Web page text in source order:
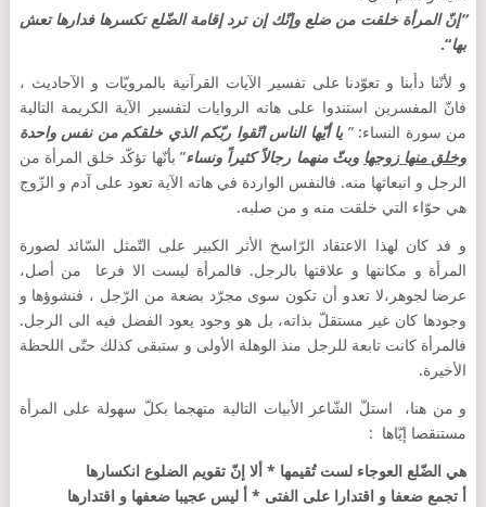
“إنّ المرأة خلقت من ضلع وإنّك إن ترد إقامة الضّلع تكسرها فدارها تعش
بها“.
و لأنّنا دأبنا و تعوّدنا على تفسير الآيات القرآنية بالمرويّات و الآحاديث ،
فانّ المفسرين استندوا على هاته الروايات لتفسير الآية الكريمة التالية
من سورة النساء: ”يا أيّها الناس اتّقوا ربّكم الذي خلقكم من نفس واحدة
وخلق منها زوجها وبثّ منهما رجالاً كثيراً ونساء” بأنّها تؤكّد خلق المرأة من
الرجل و انبعاثها منه. فالنفس الواردة في هاته الآية تعود على آدم و الزّوج
هي حوّاء التي خلقت منه و من صلبه.
و فد كان لهذا الاعتقاد الرّاسخ الأثر الكبير على التّمثل السّائد لصورة
المرأة و مكانتها و علاقتها بالرجل. فالمرأة ليست الا فرعا من أصل،
عرضا لجوهر،لا تعدو أن تكون سوى مجرّد بضعة من الرّجل ، فنشوؤها و
وجودها كان غير مستقلّ بذاته، بل هو وجود يعود الفضل فيه الى الرجل.
فالمرأة كانت تابعة للرجل منذ الوهلة الأولى و ستبقى كذلك حتّى اللحظة
الأخيرة.
و من هنا، استلّ الشّاعر الأبيات التالية متهجما بكلّ سهولة على المرأة
مستنقصا إيّاها :
هي الضّلع العوجاء لست تُقيمها * ألا إنّ تقويم الضلوع انكسارها
أ تجمع ضعفا و اقتدارا على الفتى * أ ليس عجيبا ضعفها و اقتدارها